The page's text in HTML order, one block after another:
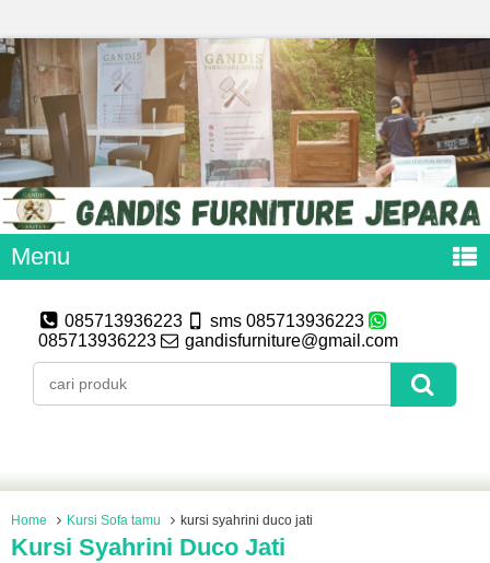
Menu
085713936223
sms 085713936223
085713936223
gandisfurniture@gmail.com
Home Kursi Sofa tamu kursi syahrini duco jati
Kursi Syahrini Duco Jati